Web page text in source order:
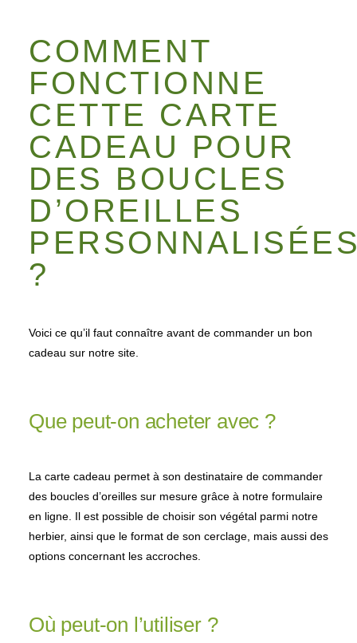
COMMENT
FONCTIONNE
CETTE CARTE
CADEAU POUR
DES BOUCLES
D’OREILLES
?
Voici ce qu’il faut connaître avant de commander un bon
cadeau sur notre site.
Que peut-on acheter avec ?
La carte cadeau permet à son destinataire de commander
des boucles d’oreilles sur mesure grâce à notre formulaire
en ligne. Il est possible de choisir son végétal parmi notre
herbier, ainsi que le format de son cerclage, mais aussi des
options concernant les accroches.
Où peut-on l’utiliser ?